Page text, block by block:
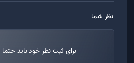
نظر شما
برای ثبت نظر خود باید حتما